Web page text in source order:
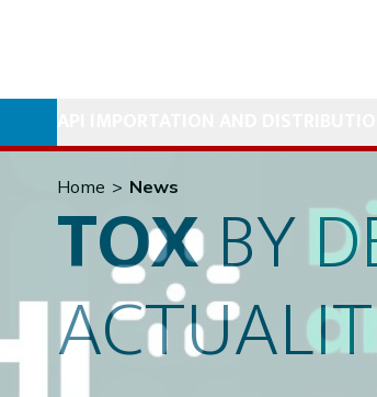
Home > News
TOXBY